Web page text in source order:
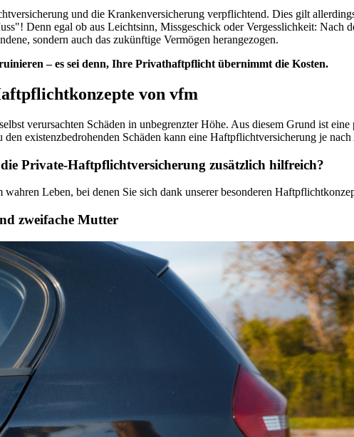
und die Krankenversicherung verpflichtend. Dies gilt
Denn egal ob aus Leichtsinn, Missgeschick oder Vergesslichkeit: Nach
sondern auch das zukünftige Vermögen herangezogen.
– es sei denn, Ihre Privathaftpflicht übernimmt die Kosten.
von vfm
verursachten Schäden in unbegrenzter Höhe. Aus diesem Grund ist
den existenzbedrohenden Schäden kann eine Haftpflichtversicherung je
Private-Haftpflichtversicherung zusätzlich hilfreich?
Leben, bei denen Sie sich dank unserer besonderen
zweifache Mutter